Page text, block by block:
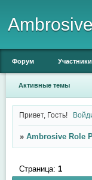
Форум Участники
Активные темы
Привет, Гость!
»Ambrosive Role
Страница:1